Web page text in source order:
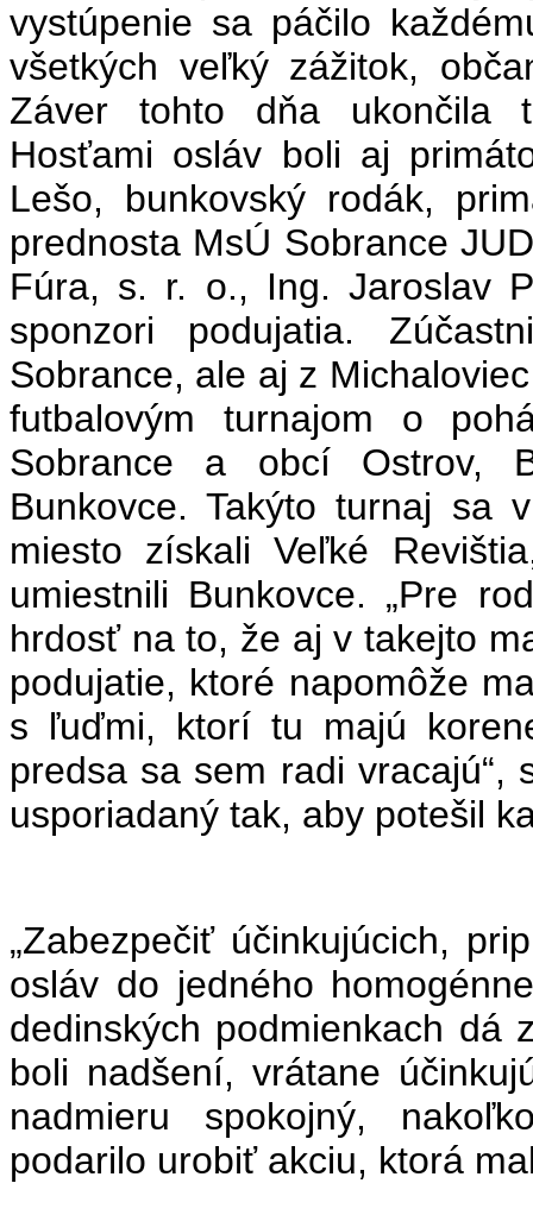
vystúpenie sa páčilo
všetkých veľký zážitok,
Záver tohto dňa ukončila
Hosťami osláv boli aj
Lešo, bunkovský rodák,
prednosta MsÚ Sobrance
Fúra, s. r. o., Ing. Jaroslav
sponzori podujatia.
Sobrance, ale aj z
futbalovým turnajom o
Sobrance a obcí Ostrov,
Bunkovce. Takýto turnaj sa
miesto získali Veľké
umiestnili Bunkovce. „Pre
hrdosť na to, že aj v takejto
podujatie, ktoré napomôže
s ľuďmi, ktorí tu majú
predsa sa sem radi vracajú“,
usporiadaný tak, aby potešil
„Zabezpečiť účinkujúcich,
osláv do jedného
dedinských podmienkach dá
boli nadšení, vrátane
nadmieru spokojný,
podarilo urobiť akciu, ktorá